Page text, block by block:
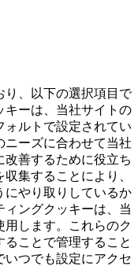
り、以下の選択項目で
キーは、当社サイトの
ルトで設定されてい
ニーズに合わせて当社
善するために役立ち
集することにより、
にやり取りしているか
ィングクッキーは、当
します。これらのク
ことで管理すること
いつでも設定にアクセ